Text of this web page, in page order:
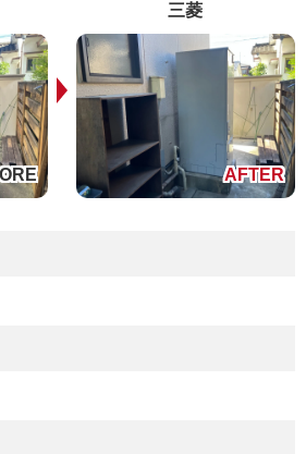
三菱